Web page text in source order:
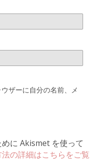
ザーに自分の名前、メ
に Akismet を使って
の詳細はこちらをご覧